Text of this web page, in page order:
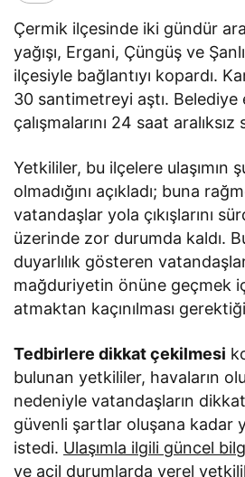
Çermik ilçesinde iki gündür
yağışı, Ergani, Çüngüş ve
ilçesiyle bağlantıyı kopardı.
30 santimetreyi aştı.
çalışmalarını 24 saat
Yetkililer, bu ilçelere ulaşımın
olmadığını açıkladı; buna
vatandaşlar yola çıkışlarını
üzerinde zor durumda kaldı.
duyarlılık gösteren
mağduriyetin önüne geçmek
atmaktan kaçınılması
Tedbirlere dikkat çekilmesi
bulunan yetkililer, havaların
nedeniyle vatandaşların
güvenli şartlar oluşana kadar
istedi. Ulaşımla ilgili güncel
ve acil durumlarda yerel